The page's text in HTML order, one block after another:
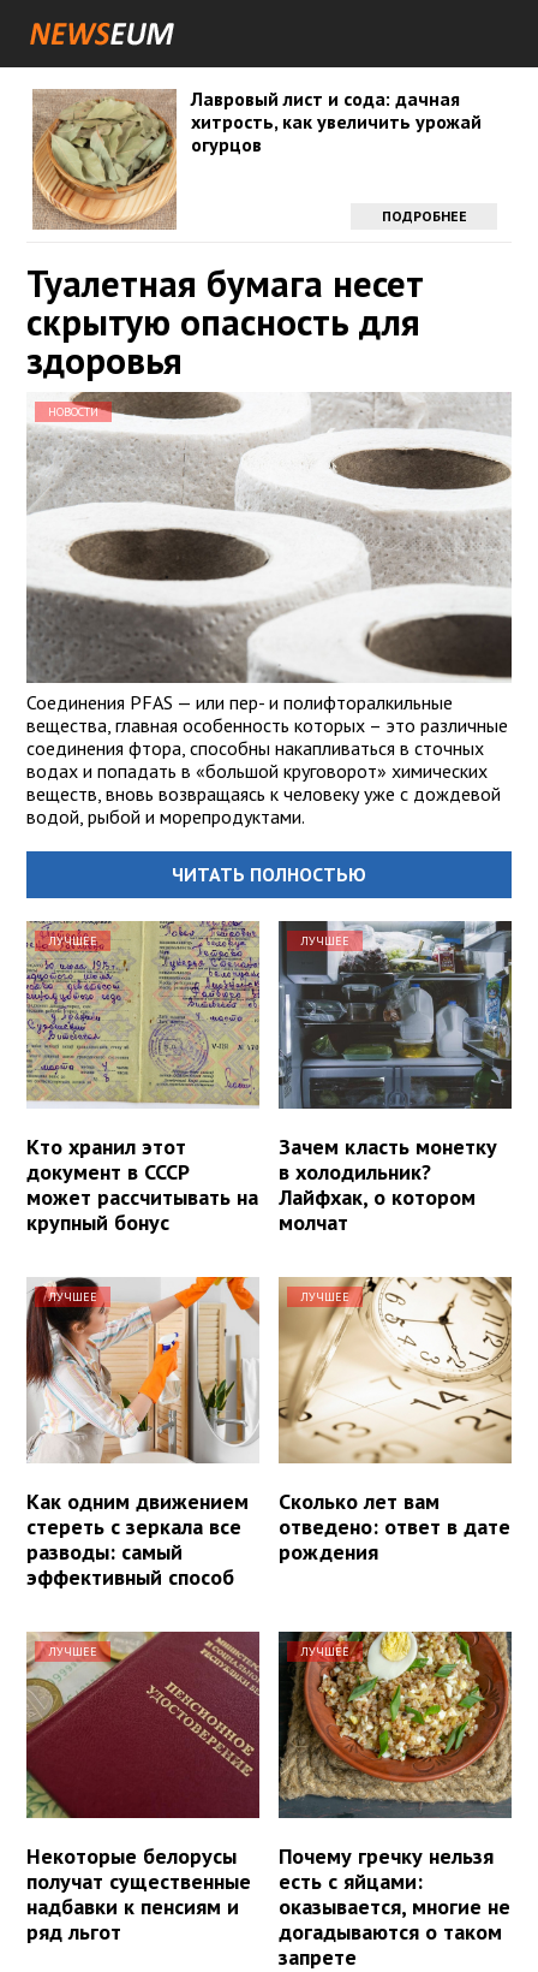
Лавровый лист и сода: дачная
хитрость, как увеличить урожай
огурцов
ПОДРОБНЕЕ
Туалетная бумага несет
скрытую опасность для
здоровья
НОВОСТИ
Соединения PFAS — или пер- и полифторалкильные
вещества, главная особенность которых – это различные
соединения фтора, способны накапливаться в сточных
водах и попадать в «большой круговорот» химических
веществ, вновь возвращаясь к человеку уже с дождевой
водой, рыбой и морепродуктами.
ЧИТАТЬ ПОЛНОСТЬЮ
ЛУЧШЕЕ
Кто хранил этот
документ в СССР
может рассчитывать на
крупный бонус
ЛУЧШЕЕ
Зачем класть монетку
в холодильник?
Лайфхак, о котором
молчат
ЛУЧШЕЕ
Как одним движением
стереть с зеркала все
разводы: самый
эффективный способ
ЛУЧШЕЕ
Сколько лет вам
отведено: ответ в дате
рождения
ЛУЧШЕЕ
Некоторые белорусы
получат существенные
надбавки к пенсиям и
ряд льгот
ЛУЧШЕЕ
Почему гречку нельзя
есть с яйцами:
оказывается, многие не
догадываются о таком
запрете